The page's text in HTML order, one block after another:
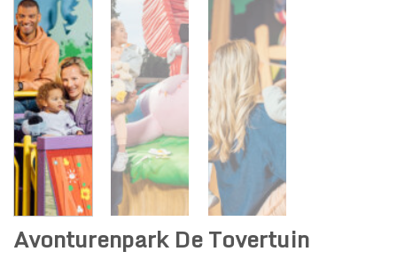
Avonturenpark De Tovertuin